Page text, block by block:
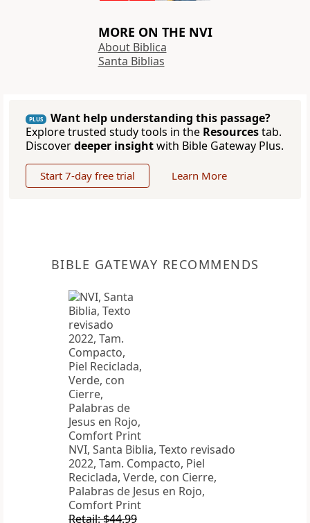
MORE ON THE NVI
About Biblica
Santa Biblias
PLUS
Want help understanding this passage?
Explore trusted study tools in the Resourcestab.
Discoverdeeper insightwith Bible Gateway Plus.
Start 7-day free trial Learn More
BIBLE GATEWAY RECOMMENDS
NVI, Santa Biblia, Texto revisado
2022, Tam. Compacto, Piel
Reciclada, Verde, con Cierre,
Palabras de Jesus en Rojo,
Comfort Print
Retail: $44.99